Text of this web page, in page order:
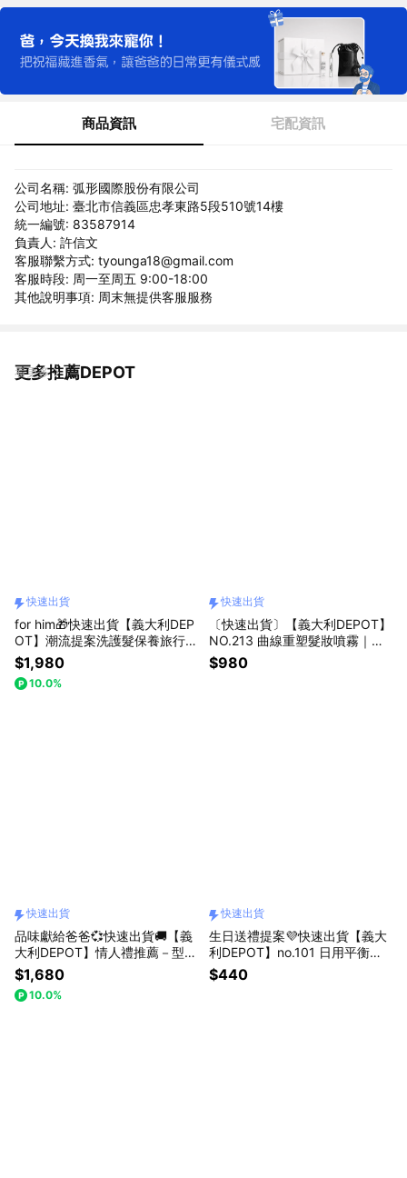
商品資訊 宅配資訊
公司名稱: 弧形國際股份有限公司
公司地址: 臺北市信義區忠孝東路5段510號14樓
統一編號: 83587914
負責人: 許信文
客服聯繫方式: tyounga18@gmail.com
客服時段: 周一至周五 9:00-18:00
其他說明事項: 周末無提供客服服務
更多推薦DEPOT
看更多
快速出貨
for him🎁快速出貨【義大利DEP
OT】潮流提案洗護髮保養旅行5
件組 贈精緻收納包｜生日送禮提
案
$1,980
10.0%
快速出貨
〔快速出貨〕【義大利DEPOT】
NO.213 曲線重塑髮妝噴霧｜生
日送禮・質感升級之選
$980
快速出貨
品味獻給爸爸💞快速出貨🚚【義
大利DEPOT】情人禮推薦－型男
臉部深度清潔組Plus
$1,680
10.0%
快速出貨
生日送禮提案💜快速出貨【義大
利DEPOT】no.101 日用平衡洗
髮精 日常洗髮精
$440